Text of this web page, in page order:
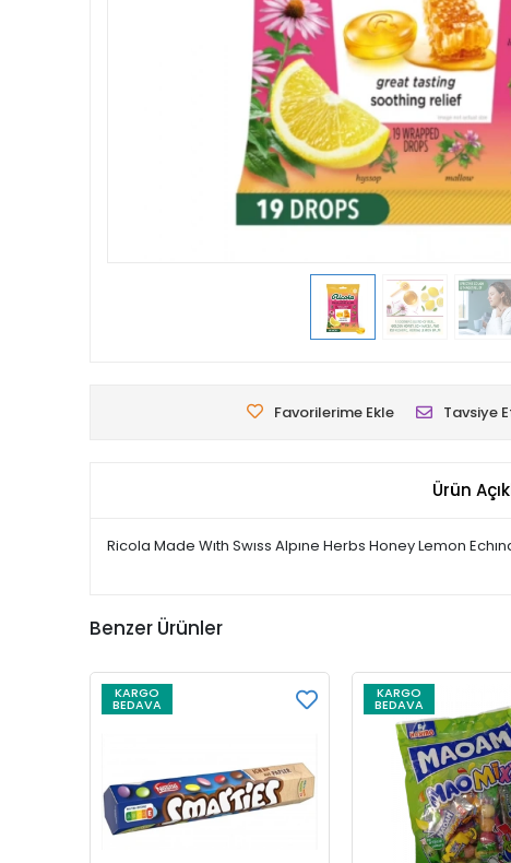
Favorilerime Ekle Tavsiye
Ürün
Ricola Made Wıth Swıss Alpıne Herbs Honey Lemon
Benzer Ürünler
KARGO
BEDAVA
KARGO
BEDAVA